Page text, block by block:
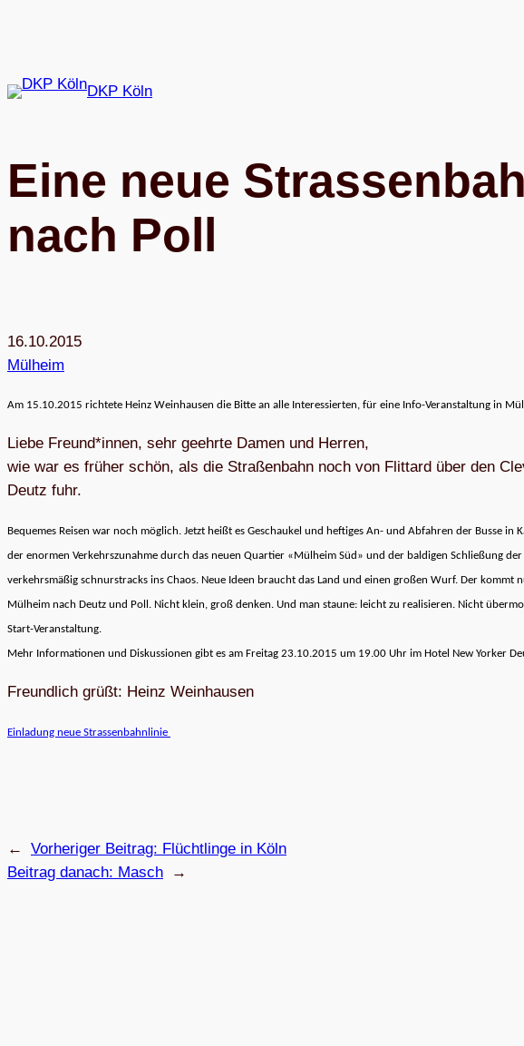
DKP Köln
Eine neue
nach Poll
16.10.2015
Mülheim
Am 15.10.2015 rich­tete Heinz Wein­hau­sen die Bitte an alle Inter­es­sier­ten, für eine Info-Ver­an­stal­tung in
Liebe Freund*innen, sehr geehrte Damen und Her­ren,
wie war es frü­her schön, als die Stra­ßen­bahn noch von Flit­tard über den
Deutz fuhr.
Beque­mes Rei­sen war noch mög­lich. Jetzt heißt es Geschau­kel und hef­ti­ges An- und Abfah­ren der Busse
der enor­men Ver­kehrs­zu­nahme durch das neuen Quar­tier «Mül­heim Süd» und der bal­di­gen Schlie­ßung
ver­kehrs­mä­ßig schnur­stracks ins Chaos. Neue Ideen braucht das Land und einen gro­ßen Wurf. Der
Mül­heim nach Deutz und Poll. Nicht klein, groß den­ken. Und man staune: leicht zu rea­li­sie­ren. Nicht
Start-Ver­an­stal­tung.
Mehr Infor­ma­tio­nen und Dis­kus­sio­nen gibt es am Frei­tag 23.10.2015 um 19.00 Uhr im Hotel New Yor­ker
Freund­lich grüßt: Heinz Weinhausen
Ein­la­dung neue Strassenbahnlinie
← Vorheriger Beitrag: Flücht­linge in Köln
Beitrag danach: Masch →